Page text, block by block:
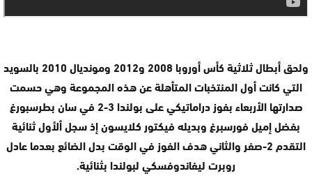
ولحق أبطال ثلاثية كأس أوروبا 2008 و2012 ومونديال 2010 بالسويد
التي كانت أول المنتخبات المتأهلة عن هذه المجموعة وهي حسمت
صدارتها الأربعاء بفوز دراماتيكي على بولندا 3-2 في سان بطرسبورغ
بفضل إميل فورسبرغ وبديله فيكتور كلايسون إذ سجل ألأول ثنائية
التقدم 2-صفر والثاني هدف الفوز في الوقت بدل الضائع بعدما عادل
روبرت ليفاندوفسكي لبولندا بثنائية.